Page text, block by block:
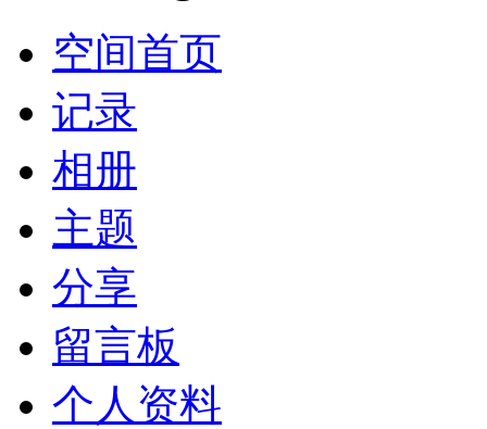
空间首页
记录
相册
主题
分享
留言板
个人资料